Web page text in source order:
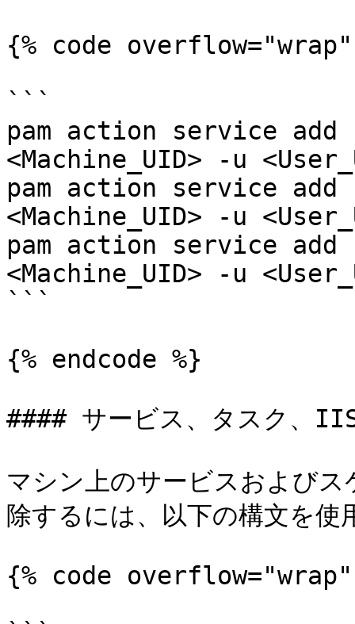
{% code
```
pam action service add -
<Machine_UID> -u
pam action service add -
<Machine_UID> -u
pam action service add -
<Machine_UID> -u
```
{% endcode %}
#### サービス、タスク、
マシン上のサービスおよび
除するには、以下の構文を使
{% code